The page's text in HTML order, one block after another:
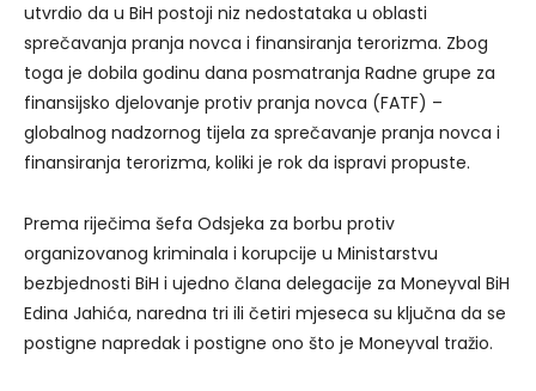
utvrdio da u BiH postoji niz nedostataka u oblasti
sprečavanja pranja novca i finansiranja terorizma. Zbog
toga je dobila godinu dana posmatranja Radne grupe za
finansijsko djelovanje protiv pranja novca (FATF) –
globalnog nadzornog tijela za sprečavanje pranja novca i
finansiranja terorizma, koliki je rok da ispravi propuste.
Prema riječima šefa Odsjeka za borbu protiv
organizovanog kriminala i korupcije u Ministarstvu
bezbjednosti BiH i ujedno člana delegacije za Moneyval BiH
Edina Jahića, naredna tri ili četiri mjeseca su ključna da se
postigne napredak i postigne ono što je Moneyval tražio.